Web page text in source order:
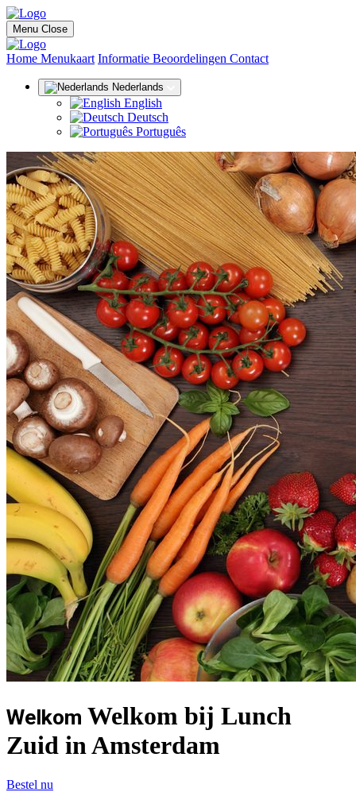
Menu Close
Home (huidige)
Menukaart Informatie Beoordelingen Contact
Nederlands
English
Deutsch
Português
Welkom Welkom bij Lunch
Zuid in Amsterdam
Bestel nu